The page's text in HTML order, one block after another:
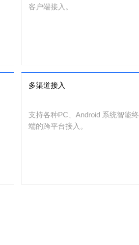
客户端接入。
多渠道接入
支持各种PC、Android 系统智能终
端的跨平台接入。